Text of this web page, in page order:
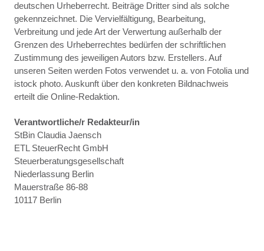
deutschen Urheberrecht. Beiträge Dritter sind als solche
gekennzeichnet. Die Vervielfältigung, Bearbeitung,
Verbreitung und jede Art der Verwertung außerhalb der
Grenzen des Urheberrechtes bedürfen der schriftlichen
Zustimmung des jeweiligen Autors bzw. Erstellers. Auf
unseren Seiten werden Fotos verwendet u. a. von Fotolia und
istock photo. Auskunft über den konkreten Bildnachweis
erteilt die Online-Redaktion.
Verantwortliche/r Redakteur/in
StBin Claudia Jaensch
ETL SteuerRecht GmbH
Steuerberatungsgesellschaft
Niederlassung Berlin
Mauerstraße 86-88
10117 Berlin